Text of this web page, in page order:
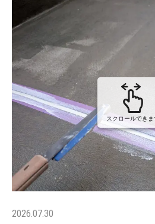
スクロールできま
2026.07.30